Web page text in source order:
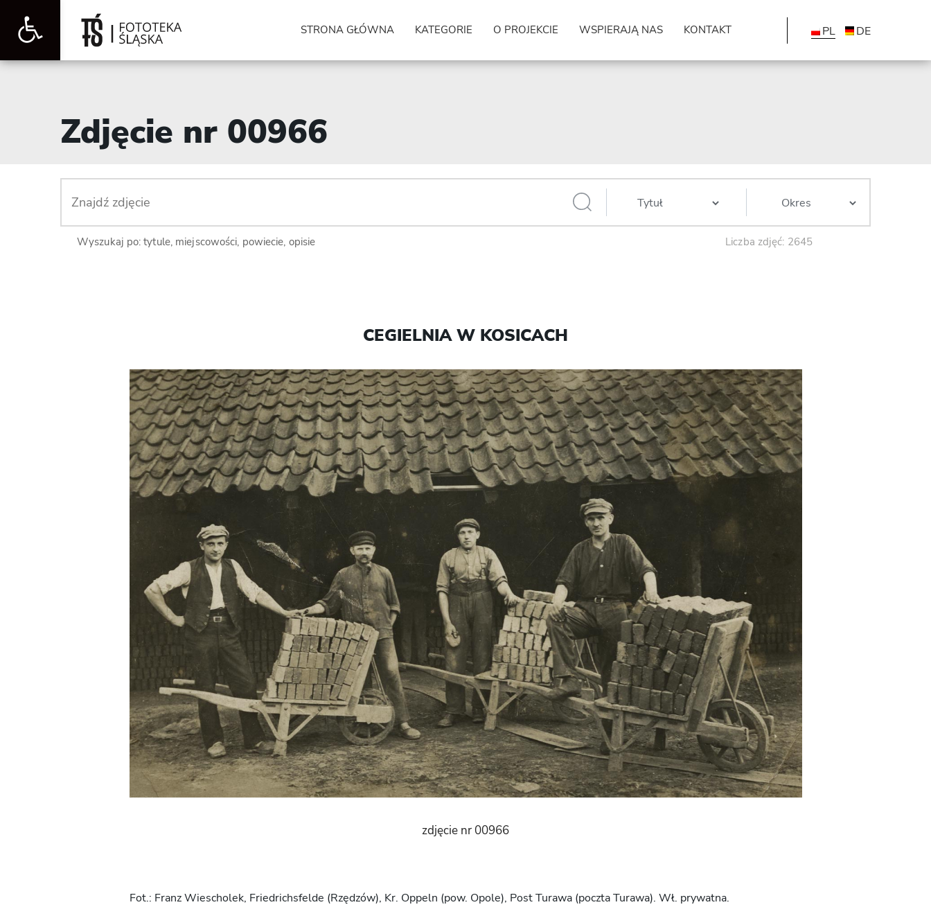
Otwórz
narzędzi
STRONA GŁÓWNA KATEGORIE O PROJEKCIE WSPIERAJĄ NAS KONTAKT PL DE
Zdjęcie nr 00966
Wyszukaj po: tytule, miejscowości, powiecie, opisie Liczba zdjęć: 2645
CEGIELNIA W KOSICACH
zdjęcie nr 00966
Fot.: Franz Wiescholek, Friedrichsfelde (Rzędzów), Kr. Oppeln (pow. Opole), Post Turawa (poczta Turawa). Wł. prywatna.